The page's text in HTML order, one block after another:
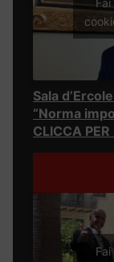
Sala
“Norma
CLICCA PER